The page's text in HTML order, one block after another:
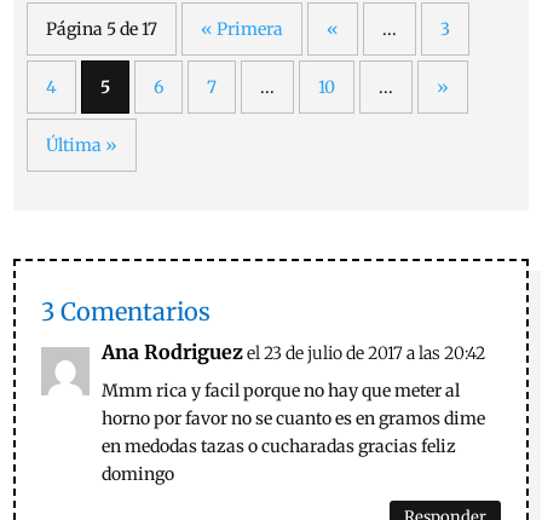
Página 5 de 17 « Primera « ... 3
4 5 6 7 ... 10 ... »
Última »
3 Comentarios
Ana Rodriguezel 23 de julio de 2017 a las 20:42
Mmm rica y facil porque no hay que meter al
horno por favor no se cuanto es en gramos dime
en medodas tazas o cucharadas gracias feliz
domingo